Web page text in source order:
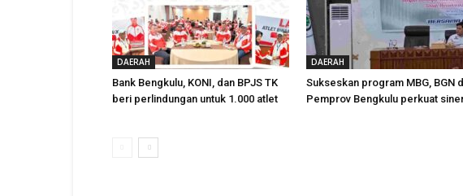
DAERAH
Bank Bengkulu, KONI, dan BPJS TK
beri perlindungan untuk 1.000 atlet
DAERAH
Sukseskan program MBG, BGN
Pemprov Bengkulu perkuat